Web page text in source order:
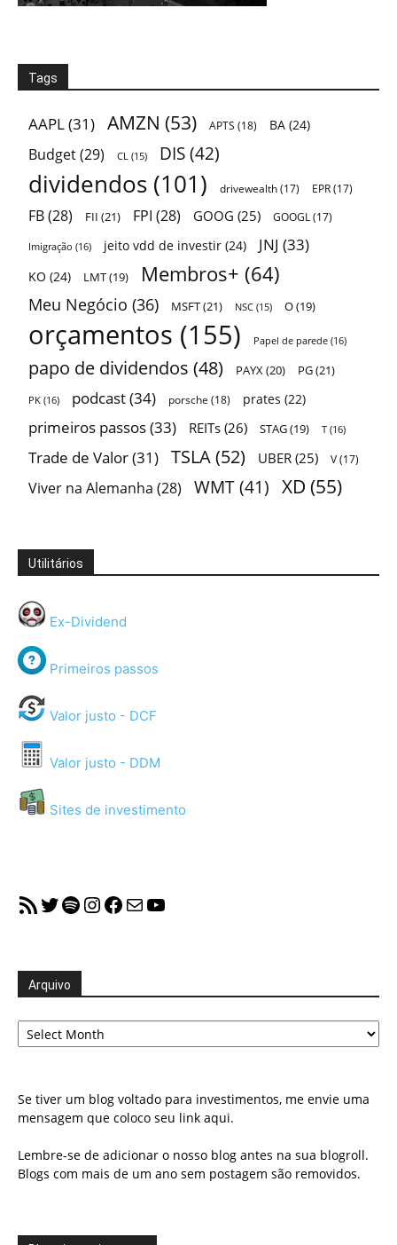
Tags
AAPL(31) AMZN (53) APTS (18) BA (24)
Budget(29) CL (15) DIS (42)
dividendos (101) drivewealth(17) EPR(17)
FB(28) FII (21) FPI (28) GOOG (25) GOOGL(17)
Imigração (16) jeito vdd de investir (24) JNJ (33)
KO (24) LMT(19) Membros+ (64)
Meu Negócio (36) MSFT(21) NSC (15) O(19)
orçamentos (155) Papel de parede (16)
papo de dividendos (48) PAYX(20) PG(21)
PK (16) podcast(34) porsche (18) prates (22)
primeiros passos(33) REITs (26) STAG(19) T (16)
Trade de Valor(31) TSLA(52) UBER (25) V(17)
Viver na Alemanha (28) WMT (41) XD (55)
Utilitários
Ex-Dividend
Primeiros passos
Valor justo - DCF
Valor justo - DDM
Sites de investimento
RSS FeedTwitter
Spotify
Instagram
Facebook
MailYouTube
Arquivo
Arquivo
Se tiver um blog voltado para investimentos, me envie uma
mensagem que coloco seu link aqui.
Lembre-se de adicionar o nosso blog antes na sua blogroll.
Blogs com mais de um ano sem postagem são removidos.